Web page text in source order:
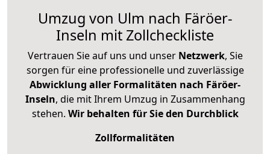
Umzug von Ulm nach Färöer-
Inseln mit Zollcheckliste
Vertrauen Sie auf uns und unser Netzwerk, Sie
sorgen für eine professionelle und zuverlässige
Abwicklung aller Formalitäten nach Färöer-
Inseln, die mit Ihrem Umzug in Zusammenhang
stehen. Wir behalten für Sie den Durchblick
Zollformalitäten